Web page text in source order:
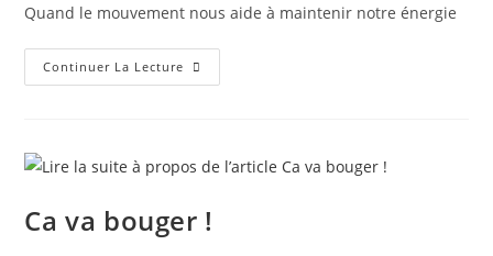
Quand le mouvement nous aide à maintenir notre énergie
Continuer La Lecture
Ca va bouger !